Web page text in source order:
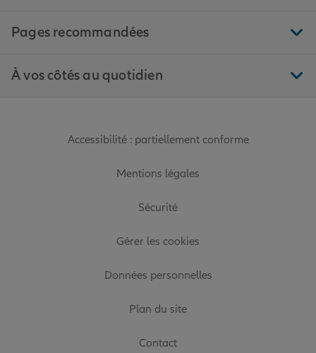
Pages recommandées
À vos côtés au quotidien
Accessibilité : partiellement conforme
Mentions légales
Sécurité
Gérer les cookies
Données personnelles
Plan du site
Contact